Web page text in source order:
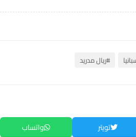
#ريال مدريد
تويتر واتساب